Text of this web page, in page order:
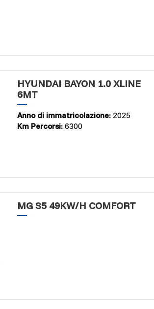
HYUNDAI BAYON 1.0 XLINE
6MT
Anno di immatricolazione: 2025
Km Percorsi: 6300
MG S5 49KW/H COMFORT